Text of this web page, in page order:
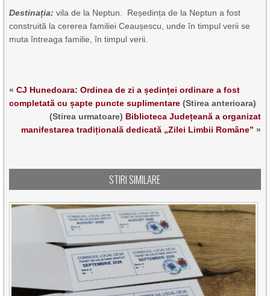
Destinația: vila de la Neptun. Reședința de la Neptun a fost
construită la cererea familiei Ceaușescu, unde în timpul verii se
muta întreaga familie, în timpul verii.
«CJ Hunedoara: Ordinea de zi a ședinței ordinare a fost
completată cu șapte puncte suplimentare (Stirea anterioara)
(Stirea urmatoare) Biblioteca Județeană a organizat
manifestarea tradițională dedicată „Zilei Limbii Române” »
STIRI SIMILARE